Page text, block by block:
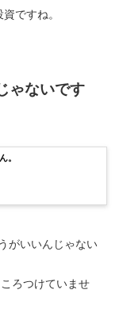
ですね。
ゃないです
。
がいいんじゃない
ろつけていませ